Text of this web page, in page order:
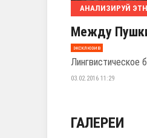
АНАЛИЗИРУЙ
Между
эксклюзив
Лингвистическое
03.02.2016 11:29
ГАЛЕРЕИ